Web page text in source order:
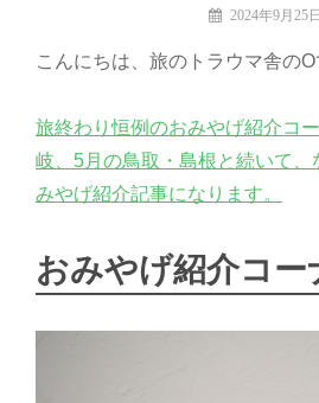
投
者:
の
ラ
マ
舎：
O
2024年9月25日
こんにちは、旅のトラウマ舎のO
旅終わり恒例のおみやげ紹介コ
岐、5月の鳥取・島根と続いて、
みやげ紹介記事になります。
おみやげ紹介コー